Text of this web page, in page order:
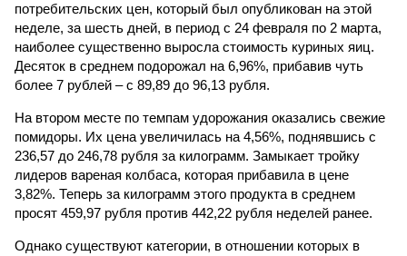
потребительских цен, который был опубликован на этой
неделе, за шесть дней, в период с 24 февраля по 2 марта,
наиболее существенно выросла стоимость куриных яиц.
Десяток в среднем подорожал на 6,96%, прибавив чуть
более 7 рублей – с 89,89 до 96,13 рубля.
На втором месте по темпам удорожания оказались свежие
помидоры. Их цена увеличилась на 4,56%, поднявшись с
236,57 до 246,78 рубля за килограмм. Замыкает тройку
лидеров вареная колбаса, которая прибавила в цене
3,82%. Теперь за килограмм этого продукта в среднем
просят 459,97 рубля против 442,22 рубля неделей ранее.
Однако существуют категории, в отношении которых в